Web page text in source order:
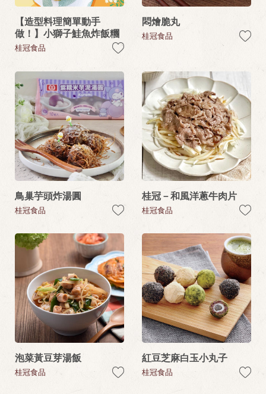
【造型料理簡單動手
做！】小獅子鮭魚炸飯糰
桂冠食品
悶燴脆丸
桂冠食品
鳥巢芋頭炸湯圓
桂冠食品
桂冠－和風洋蔥牛肉片
桂冠食品
泡菜黃豆芽湯飯
桂冠食品
紅豆芝麻白玉小丸子
桂冠食品